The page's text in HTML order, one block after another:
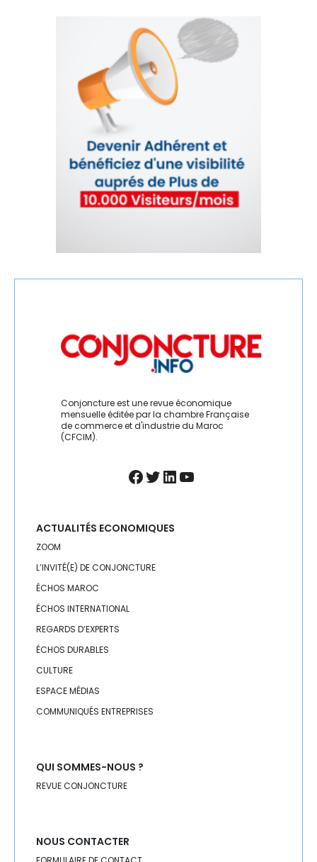
Conjoncture est une revue économique
mensuelle éditée par la chambre Française
de commerce et d'industrie du Maroc
(CFCIM).
Facebook
Twitter
LinkedIn
YouTube
ACTUALITÉS ECONOMIQUES
ZOOM
L’INVITÉ(E) DE CONJONCTURE
ÉCHOS MAROC
ÉCHOS INTERNATIONAL
REGARDS D’EXPERTS
ÉCHOS DURABLES
CULTURE
ESPACE MÉDIAS
COMMUNIQUÉS ENTREPRISES
QUI SOMMES-NOUS ?
REVUE CONJONCTURE
NOUS CONTACTER